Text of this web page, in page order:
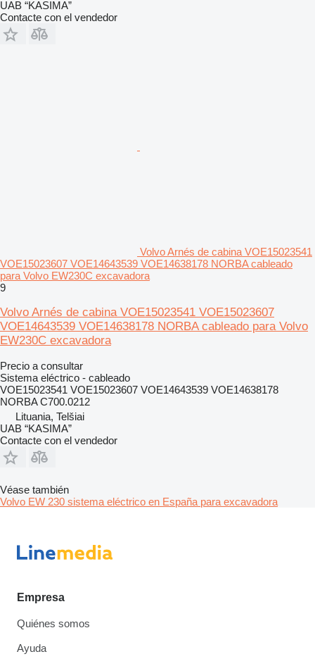
UAB “KASIMA”
Contacte con el vendedor
Volvo Arnés de cabina VOE15023541
VOE15023607 VOE14643539 VOE14638178 NORBA cableado
para Volvo EW230C excavadora
9
Volvo Arnés de cabina VOE15023541 VOE15023607
VOE14643539 VOE14638178 NORBA cableado para Volvo
EW230C excavadora
Precio a consultar
Sistema eléctrico - cableado
VOE15023541 VOE15023607 VOE14643539 VOE14638178
NORBA C700.0212
Lituania, Telšiai
UAB “KASIMA”
Contacte con el vendedor
Véase también
Volvo EW 230 sistema eléctrico en España para excavadora
Empresa
Quiénes somos
Ayuda